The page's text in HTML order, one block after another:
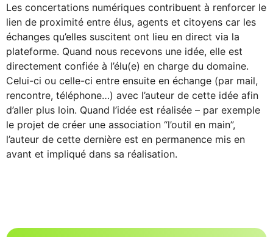
Les concertations numériques contribuent à renforcer le
lien de proximité entre élus, agents et citoyens car les
échanges qu’elles suscitent ont lieu en direct via la
plateforme. Quand nous recevons une idée, elle est
directement confiée à l’élu(e) en charge du domaine.
Celui-ci ou celle-ci entre ensuite en échange (par mail,
rencontre, téléphone…) avec l’auteur de cette idée afin
d’aller plus loin. Quand l’idée est réalisée – par exemple
le projet de créer une association “l’outil en main”,
l’auteur de cette dernière est en permanence mis en
avant et impliqué dans sa réalisation.